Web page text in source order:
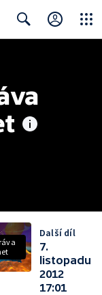
Další díl
7.
listopadu
2012
17:01